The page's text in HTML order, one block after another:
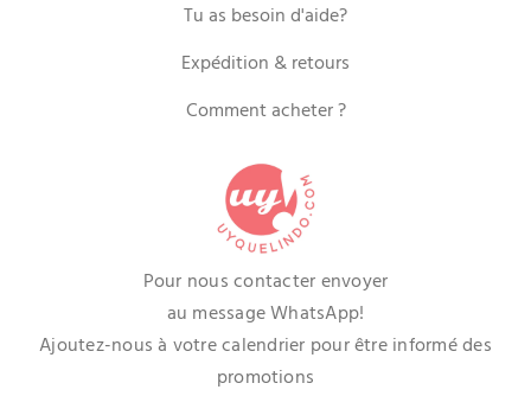
Tu as besoin d'aide?
Expédition & retours
Comment acheter ?
Pour nous contacter envoyer
au message WhatsApp!
Ajoutez-nous à votre calendrier pour être informé des
promotions